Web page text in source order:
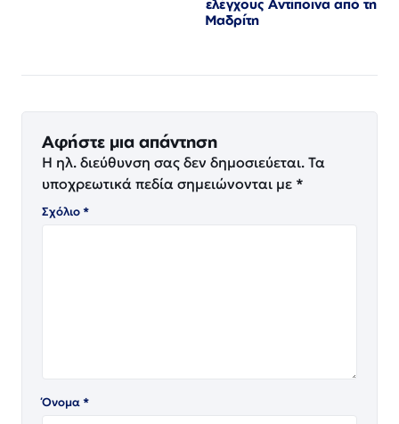
ελέγχους Αντίποινα από τη
Μαδρίτη
Αφήστε μια απάντηση
Η ηλ. διεύθυνση σας δεν δημοσιεύεται. Τα
υποχρεωτικά πεδία σημειώνονται με *
Σχόλιο*
Όνομα*